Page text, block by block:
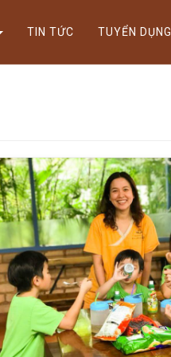
TIN TỨC TUYỂN DỤNG